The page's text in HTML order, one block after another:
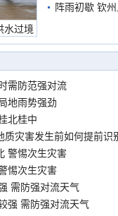
水过境
阵雨初歇 钦
需防范强对流
地雨势强劲
北桂中
质灾害发生前如何提前识
警惕次生灾害
惕次生灾害
需防强对流天气
强 需防强对流天气